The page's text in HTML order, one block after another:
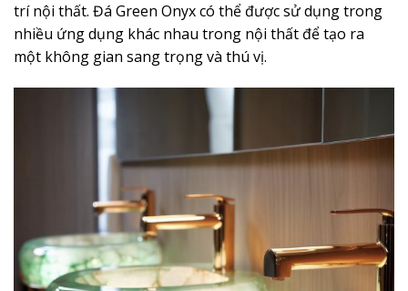
trí nội thất. Đá Green Onyx có thể được sử dụng trong
nhiều ứng dụng khác nhau trong nội thất để tạo ra
một không gian sang trọng và thú vị.